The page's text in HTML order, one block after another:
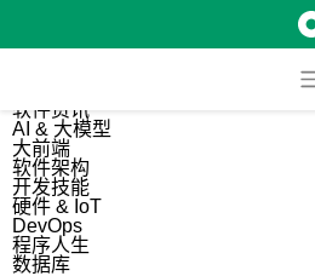
软件资讯
AI & 大模型
大前端
软件架构
开发技能
硬件 & IoT
DevOps
程序人生
数据库